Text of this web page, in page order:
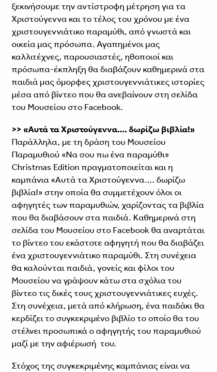
ξεκινήσουμε την αντίστροφη μέτρηση για τα
Χριστούγεννα και το τέλος του χρόνου με ένα
χριστουγεννιάτικο παραμύθι, από γνωστά και
οικεία μας πρόσωπα. Αγαπημένοι μας
καλλιτέχνες, παρουσιαστές, ηθοποιοί και
πρόσωπα-έκπληξη θα διαβάζουν καθημερινά στα
παιδιά μας όμορφες χριστουγεννιάτικες ιστορίες
μέσα από βίντεο που θα ανεβαίνουν στη σελίδα
του Μουσείου στο Facebook.
>> «Αυτά τα Χριστούγεννα.... δωρίζω βιβλία!»
Παράλληλα, με τη δράση του Μουσείου
Παραμυθιού «Να σου πω ένα παραμύθι»
Christmas Edition πραγματοποιείται και η
καμπάνια «Αυτά τα Χριστούγεννα.... δωρίζω
βιβλία!» στην οποία θα συμμετέχουν όλοι οι
αφηγητές των παραμυθιών, χαρίζοντας τα βιβλία
που θα διαβάσουν στα παιδιά. Καθημερινά στη
σελίδα του Μουσείου στο Facebook θα αναρτάται
το βίντεο του εκάστοτε αφηγητή που θα διαβάζει
ένα χριστουγεννιάτικο παραμύθι. Στη συνέχεια
θα καλούνται παιδιά, γονείς και φίλοι του
Μουσείου να γράψουν κάτω στα σχόλια του
βίντεο τις δικές τους χριστουγεννιάτικες ευχές.
Στη συνέχεια, μετά από κλήρωση, ένα παιδάκι θα
κερδίζει το συγκεκριμένο βιβλίο το οποίο θα του
στέλνει προσωπικά ο αφηγητής του παραμυθιού
μαζί με την αφιέρωσή του.
Στόχος της συγκεκριμένης καμπάνιας είναι να